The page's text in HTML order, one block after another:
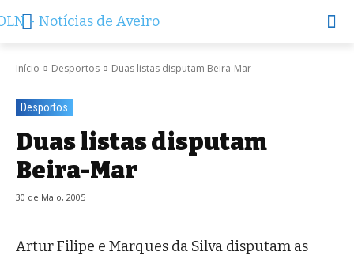
Início Desportos Duas listas disputam Beira-Mar
Desportos
Duas listas disputam
Beira-Mar
30 de Maio, 2005
Artur Filipe e Marques da Silva disputam as